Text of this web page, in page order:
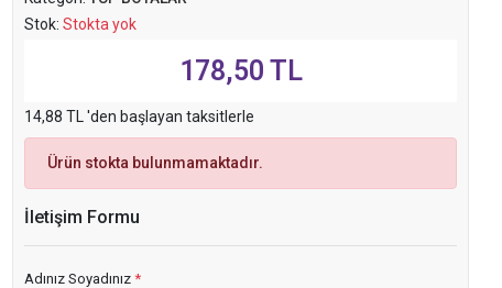
Stok:Stokta yok
178,50 TL
14,88 TL 'den başlayan taksitlerle
Ürün stokta bulunmamaktadır.
İletişim Formu
Adınız Soyadınız*